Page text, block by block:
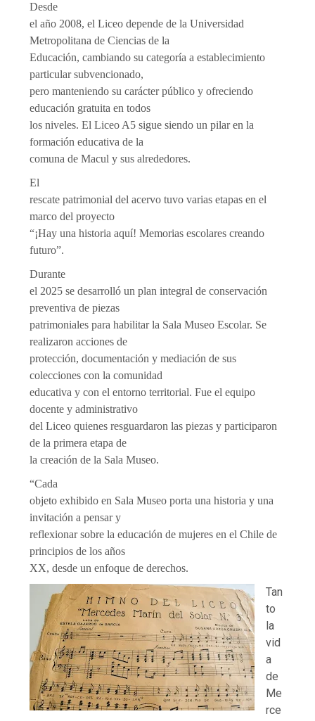
Desde
el año 2008, el Liceo depende de la Universidad
Metropolitana de Ciencias de la
Educación, cambiando su categoría a establecimiento
particular subvencionado,
pero manteniendo su carácter público y ofreciendo
educación gratuita en todos
los niveles. El Liceo A5 sigue siendo un pilar en la
formación educativa de la
comuna de Macul y sus alrededores.
El
rescate patrimonial del acervo tuvo varias etapas en el
marco del proyecto
“¡Hay una historia aquí! Memorias escolares creando
futuro”.
Durante
el 2025 se desarrolló un plan integral de conservación
preventiva de piezas
patrimoniales para habilitar la Sala Museo Escolar. Se
realizaron acciones de
protección, documentación y mediación de sus
colecciones con la comunidad
educativa y con el entorno territorial. Fue el equipo
docente y administrativo
del Liceo quienes resguardaron las piezas y participaron
de la primera etapa de
la creación de la Sala Museo.
“Cada
objeto exhibido en Sala Museo porta una historia y una
invitación a pensar y
reflexionar sobre la educación de mujeres en el Chile de
principios de los años
XX, desde un enfoque de derechos.
Tan
to
la
vid
a
de
Me
rce